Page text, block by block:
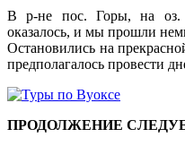
В р-не пос. Горы, на оз.
оказалось, и мы прошли
Остановились на
предполагалось провести
ПРОДОЛЖЕНИЕ